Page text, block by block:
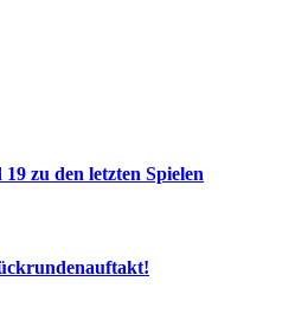
zu den letzten Spielen